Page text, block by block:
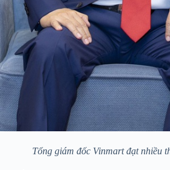
Tổng giám đốc Vinmart đạt nhiều